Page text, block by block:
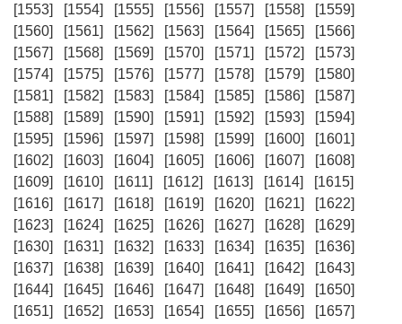
[1553]
[1554] [1555] [1556] [1557] [1558]
[1559]
[1560]
[1561] [1562] [1563] [1564] [1565]
[1566]
[1567]
[1568] [1569] [1570] [1571] [1572]
[1573]
[1574]
[1575] [1576] [1577] [1578] [1579]
[1580]
[1581]
[1582] [1583] [1584] [1585] [1586]
[1587]
[1588]
[1589] [1590] [1591] [1592] [1593]
[1594]
[1595]
[1596] [1597] [1598] [1599] [1600]
[1601]
[1602]
[1603] [1604] [1605] [1606] [1607]
[1608]
[1609]
[1610] [1611] [1612] [1613] [1614]
[1615]
[1616]
[1617] [1618] [1619] [1620] [1621]
[1622]
[1623]
[1624] [1625] [1626] [1627] [1628]
[1629]
[1630]
[1631] [1632] [1633] [1634] [1635]
[1636]
[1637]
[1638] [1639] [1640] [1641] [1642]
[1643]
[1644]
[1645] [1646] [1647] [1648] [1649]
[1650]
[1651]
[1652] [1653] [1654] [1655] [1656]
[1657]